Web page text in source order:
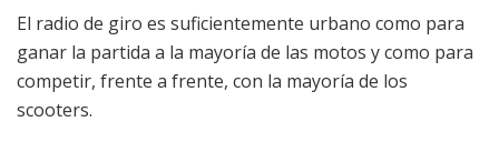
El radio de giro es suficientemente urbano como para
ganar la partida a la mayoría de las motos y como para
competir, frente a frente, con la mayoría de los
scooters.